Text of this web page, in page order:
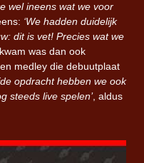
wel ineens wat we voor
‘We hadden duidelijk
dit is vet! Precies wat we
was dan ook
medley die debuutplaat
opdracht hebben we ook
steeds live spelen’, aldus